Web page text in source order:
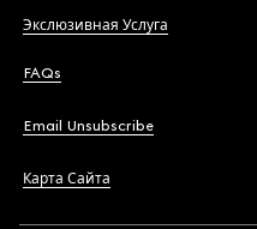
Экслюзивная Услуга
FAQs
Email Unsubscribe
Карта Сайта